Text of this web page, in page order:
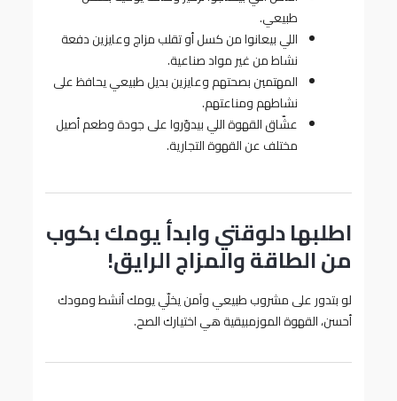
طبيعي.
اللي بيعانوا من كسل أو تقلب مزاج وعايزين دفعة
نشاط من غير مواد صناعية.
المهتمين بصحتهم وعايزين بديل طبيعي يحافظ على
نشاطهم ومناعتهم.
عشّاق القهوة اللي بيدوّروا على جودة وطعم أصيل
مختلف عن القهوة التجارية.
اطلبها دلوقتي وابدأ يومك بكوب
من الطاقة والمزاج الرايق!
لو بتدور على مشروب طبيعي وآمن يخلّي يومك أنشط ومودك
أحسن، القهوة الموزمبيقية هي اختيارك الصح.